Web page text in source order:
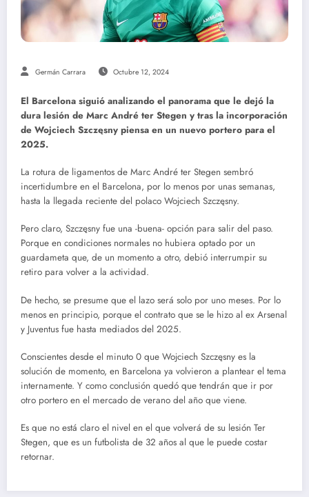
Germán Carrara Octubre 12, 2024
El Barcelona siguió analizando el panorama que le dejó la
dura lesión de Marc André ter Stegen y tras la incorporación
de Wojciech Szczęsny piensa en un nuevo portero para el
2025.
La rotura de ligamentos de Marc André ter Stegen sembró
incertidumbre en el Barcelona, por lo menos por unas semanas,
hasta la llegada reciente del polaco Wojciech Szczęsny.
Pero claro, Szczęsny fue una -buena- opción para salir del paso.
Porque en condiciones normales no hubiera optado por un
guardameta que, de un momento a otro, debió interrumpir su
retiro para volver a la actividad.
De hecho, se presume que el lazo será solo por uno meses. Por lo
menos en principio, porque el contrato que se le hizo al ex Arsenal
y Juventus fue hasta mediados del 2025.
Conscientes desde el minuto 0 que Wojciech Szczęsny es la
solución de momento, en Barcelona ya volvieron a plantear el tema
internamente. Y como conclusión quedó que tendrán que ir por
otro portero en el mercado de verano del año que viene.
Es que no está claro el nivel en el que volverá de su lesión Ter
Stegen, que es un futbolista de 32 años al que le puede costar
retornar.